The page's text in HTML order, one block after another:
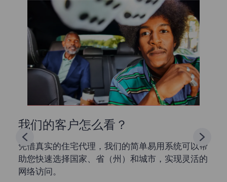
我们的客户怎么看？
凭借真实的住宅代理，我们的简单易用系统可以帮
助您快速选择国家、省（州）和城市，实现灵活的
网络访问。